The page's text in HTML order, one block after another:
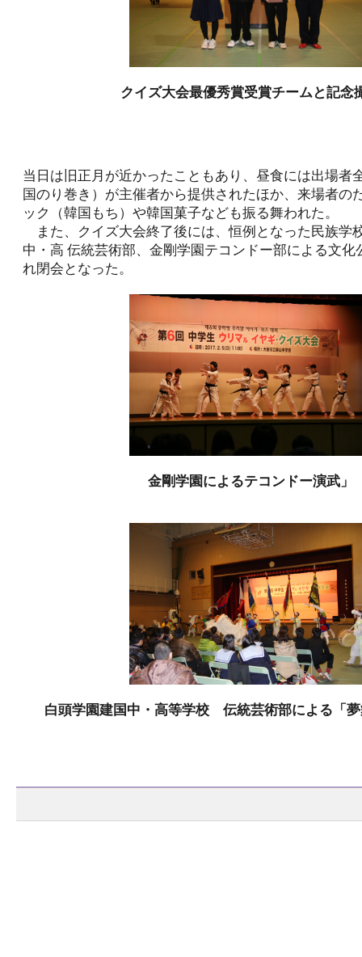
クイズ大会最優秀賞受賞チームと記念
当日は旧正月が近かったこともあり、昼食には出場者
国のり巻き）が主催者から提供されたほか、来場者の
ック（韓国もち）や韓国菓子なども振る舞われた。
また、クイズ大会終了後には、恒例となった民族学
中・高 伝統芸術部、金剛学園テコンドー部による文化
れ閉会となった。
金剛学園によるテコンドー演武」
白頭学園建国中・高等学校 伝統芸術部による「